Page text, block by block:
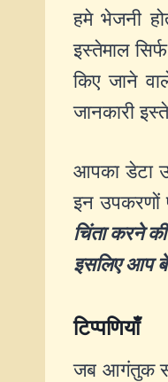
हमे भेजनी
इस्तेमाल
किए जाने
जानकारी
आपका डेटा
इन उपकरणों
चिंता करने
इसलिए आप
टिप्पणियाँ
जब आगंतुक